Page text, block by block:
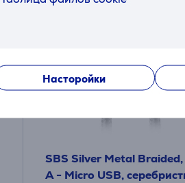
Насторойки
SBS Silver Metal
A - Micro USB,